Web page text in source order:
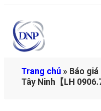
Trang chủ » Báo
Tây Ninh【LH